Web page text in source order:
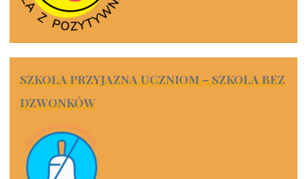
SZKOŁA PRZYJAZNA UCZNIOM – SZKOŁA BEZ
DZWONKÓW